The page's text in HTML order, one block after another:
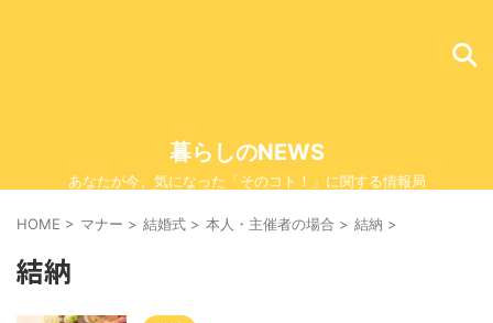
暮らしのNEWS
あなたが今、気になった「そのコト！」に関する情報局
HOME > マナー > 結婚式 > 本人・主催者の場合 > 結納 >
結納